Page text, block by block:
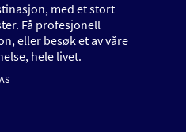
med et stort
Få profesjonell
eller besøk et av våre
hele livet.